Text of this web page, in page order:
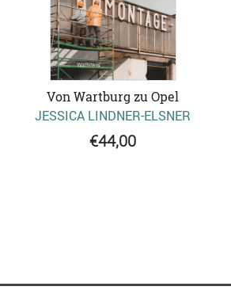
Von Wartburg zu Opel
JESSICA LINDNER-ELSNER
€44,00